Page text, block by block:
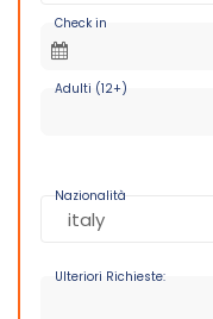
Check in
Adulti (12+)
Nazionalità
Ulteriori Richieste: